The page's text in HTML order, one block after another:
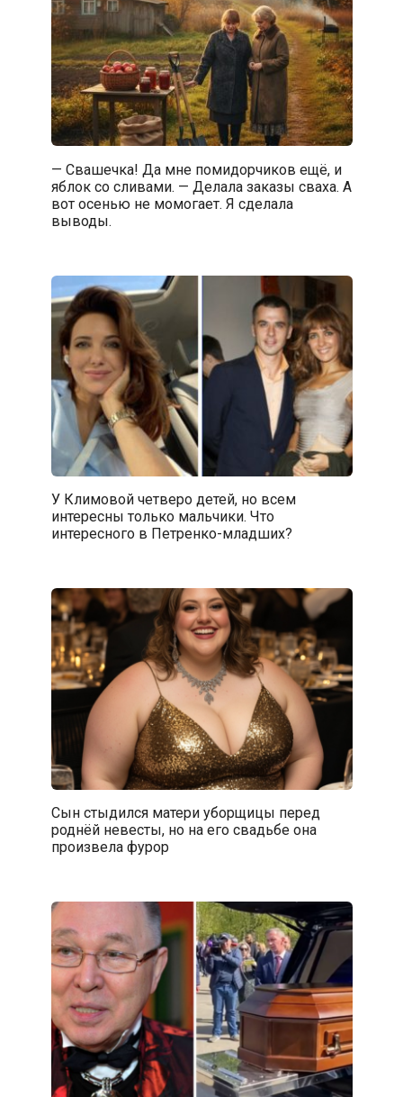
— Свашечка! Да мне помидорчиков ещё, и
яблок со сливами. — Делала заказы сваха. А
вот осенью не момогает. Я сделала
выводы.
У Климовой четверо детей, но всем
интересны только мальчики. Что
интересного в Петренко-младших?
Сын стыдился матери уборщицы перед
роднёй невесты, но на его свадьбе она
произвела фурор